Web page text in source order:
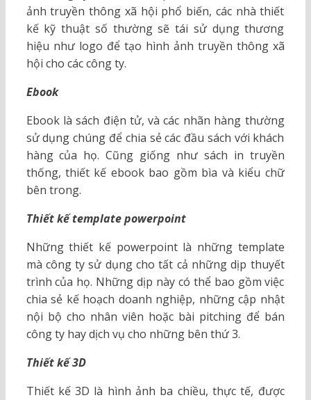
ảnh truyền thông xã hội phổ biến, các nhà thiết
kế kỹ thuật số thường sẽ tái sử dụng thương
hiệu như logo để tạo hình ảnh truyền thông xã
hội cho các công ty.
Ebook
Ebook là sách điện tử, và các nhãn hàng thường
sử dụng chúng để chia sẻ các đầu sách với khách
hàng của họ. Cũng giống như sách in truyền
thống, thiết kế ebook bao gồm bìa và kiểu chữ
bên trong.
Thiết kế template powerpoint
Những thiết kế powerpoint là những template
mà công ty sử dụng cho tất cả những dịp thuyết
trình của họ. Những dịp này có thể bao gồm việc
chia sẻ kế hoạch doanh nghiệp, những cập nhật
nội bộ cho nhân viên hoặc bài pitching để bán
công ty hay dịch vụ cho những bên thứ 3.
Thiết kế 3D
Thiết kế 3D là hình ảnh ba chiều, thực tế, được